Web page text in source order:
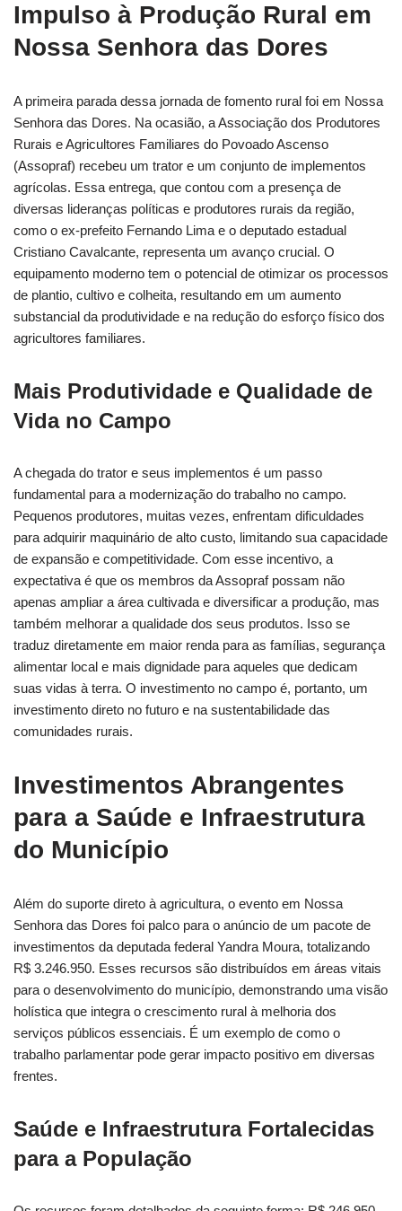
Impulso à Produção Rural em
Nossa Senhora das Dores
A primeira parada dessa jornada de fomento rural foi em Nossa
Senhora das Dores. Na ocasião, a Associação dos Produtores
Rurais e Agricultores Familiares do Povoado Ascenso
(Assopraf) recebeu um trator e um conjunto de implementos
agrícolas. Essa entrega, que contou com a presença de
diversas lideranças políticas e produtores rurais da região,
como o ex-prefeito Fernando Lima e o deputado estadual
Cristiano Cavalcante, representa um avanço crucial. O
equipamento moderno tem o potencial de otimizar os processos
de plantio, cultivo e colheita, resultando em um aumento
substancial da produtividade e na redução do esforço físico dos
agricultores familiares.
Mais Produtividade e Qualidade de
Vida no Campo
A chegada do trator e seus implementos é um passo
fundamental para a modernização do trabalho no campo.
Pequenos produtores, muitas vezes, enfrentam dificuldades
para adquirir maquinário de alto custo, limitando sua capacidade
de expansão e competitividade. Com esse incentivo, a
expectativa é que os membros da Assopraf possam não
apenas ampliar a área cultivada e diversificar a produção, mas
também melhorar a qualidade dos seus produtos. Isso se
traduz diretamente em maior renda para as famílias, segurança
alimentar local e mais dignidade para aqueles que dedicam
suas vidas à terra. O investimento no campo é, portanto, um
investimento direto no futuro e na sustentabilidade das
comunidades rurais.
Investimentos Abrangentes
para a Saúde e Infraestrutura
do Município
Além do suporte direto à agricultura, o evento em Nossa
Senhora das Dores foi palco para o anúncio de um pacote de
investimentos da deputada federal Yandra Moura, totalizando
R$ 3.246.950. Esses recursos são distribuídos em áreas vitais
para o desenvolvimento do município, demonstrando uma visão
holística que integra o crescimento rural à melhoria dos
serviços públicos essenciais. É um exemplo de como o
trabalho parlamentar pode gerar impacto positivo em diversas
frentes.
Saúde e Infraestrutura Fortalecidas
para a População